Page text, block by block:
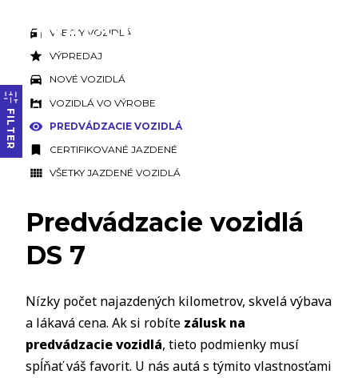
FILTER
VŠETKY VOZIDLÁ
VÝPREDAJ
NOVÉ VOZIDLÁ
VOZIDLÁ VO VÝROBE
PREDVÁDZACIE VOZIDLÁ
CERTIFIKOVANÉ JAZDENÉ
VŠETKY JAZDENÉ VOZIDLÁ
Predvádzacie vozidlá
DS 7
Nízky počet najazdených kilometrov, skvelá výbava
a lákavá cena. Ak si robíte zálusk na
predvádzacie vozidlá, tieto podmienky musí
spĺňať váš favorit. U nás autá s týmito vlastnosťami